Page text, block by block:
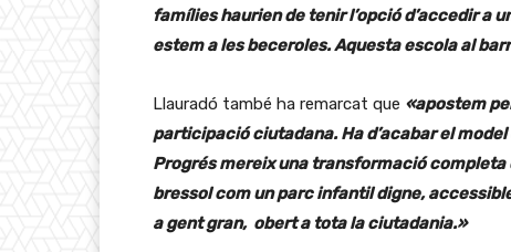
famílies haurien de tenir l’opció d’accedir a
estem a les beceroles. Aquesta escola al
Llauradó també ha remarcat que «apostem
participació ciutadana. Ha d’acabar el
Progrés mereix una transformació completa
bressol com un parc infantil digne,
a gent gran, obert a tota la ciutadania.»